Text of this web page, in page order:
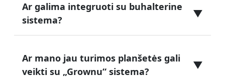
Ar galima integruoti su buhalterine
sistema?
▼
Ar mano jau turimos planšetės gali
veikti su „Grownu“ sistema?
▼